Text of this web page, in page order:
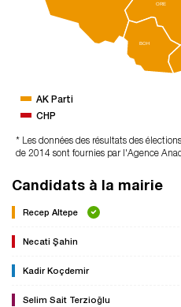
ORE
BOH
AK Parti
CHP
* Les données des résultats des
de 2014 sont fournies par l'Agence
Candidats à la mairie
Recep Altepe
Necati Şahin
Kadir Koçdemir
Selim Sait Terzioğlu